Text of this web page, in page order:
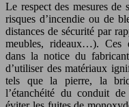
Le respect des mesures
risques d’incendie ou de
distances de sécurité par
meubles, rideaux…). Ces
dans la notice du
d’utiliser des matériaux
tels que la pierre, la
l’étanchéité du conduit